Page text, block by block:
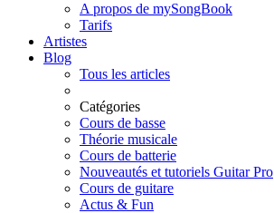
A propos de mySongBook
Tarifs
Artistes
Blog
Tous les articles
Catégories
Cours de basse
Théorie musicale
Cours de batterie
Nouveautés et tutoriels Guitar Pro
Cours de guitare
Actus & Fun